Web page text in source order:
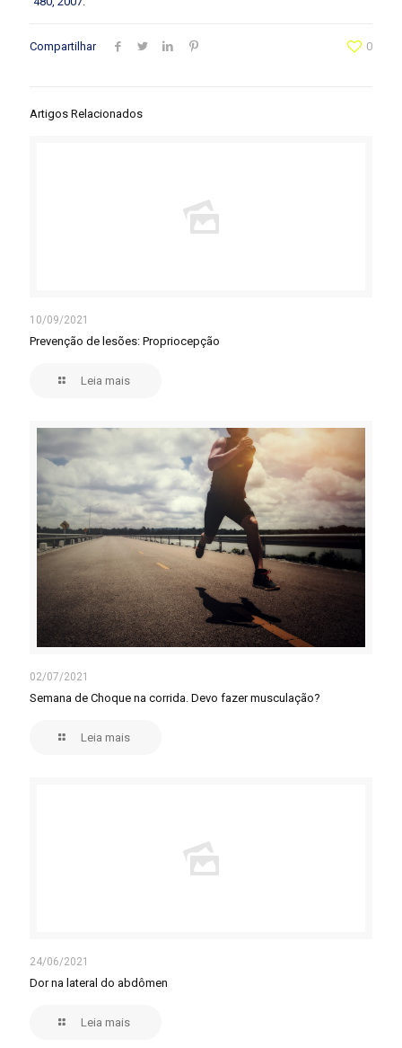
Compartilhar 0
Artigos Relacionados
10/09/2021
Prevenção de lesões: Propriocepção
Leia mais
02/07/2021
Semana de Choque na corrida. Devo fazer musculação?
Leia mais
24/06/2021
Dor na lateral do abdômen
Leia mais